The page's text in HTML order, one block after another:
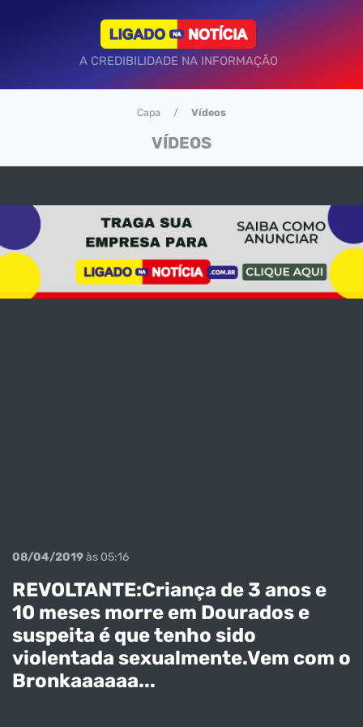
A CREDIBILIDADE NA INFORMAÇÃO
VÍDEOS
Capa Vídeos
08/04/2019às 05:16
REVOLTANTE:Criança de 3 anos e
10 meses morre em Dourados e
suspeita é que tenho sido
violentada sexualmente.Vem com o
Bronkaaaaaa...